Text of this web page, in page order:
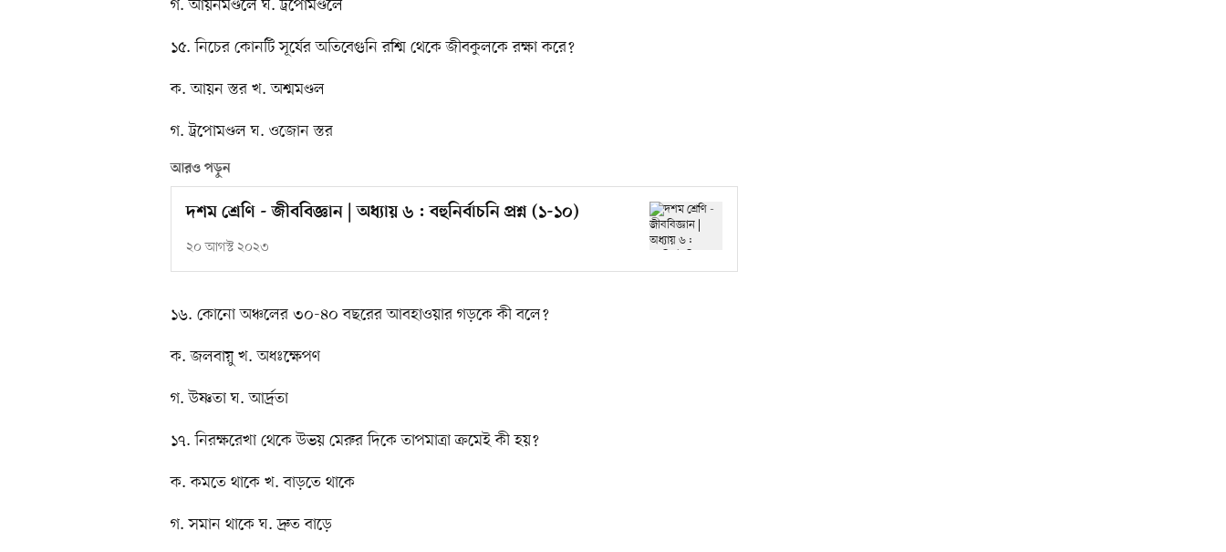
গ. আয়নমণ্ডলে ঘ. ট্রপোমণ্ডলে
১৫. নিচের কোনটি সূর্যের অতিবেগুনি রশ্মি থেকে জীবকুলকে রক্ষা করে?
ক. আয়ন স্তর খ. অশ্মমণ্ডল
গ. ট্রপোমণ্ডল ঘ. ওজোন স্তর
আরও পড়ুন
দশম শ্রেণি - জীববিজ্ঞান | অধ্যায় ৬ : বহুনির্বাচনি প্রশ্ন (১-১০)
২০ আগস্ট ২০২৩
১৬. কোনো অঞ্চলের ৩০-৪০ বছরের আবহাওয়ার গড়কে কী বলে?
ক. জলবায়ু খ. অধঃক্ষেপণ
গ. উষ্ণতা ঘ. আর্দ্রতা
১৭. নিরক্ষরেখা থেকে উভয় মেরুর দিকে তাপমাত্রা ক্রমেই কী হয়?
ক. কমতে থাকে খ. বাড়তে থাকে
গ. সমান থাকে ঘ. দ্রুত বাড়ে